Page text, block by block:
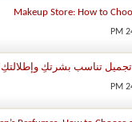
Makeup Store: How to
تناسب بشرتكِ